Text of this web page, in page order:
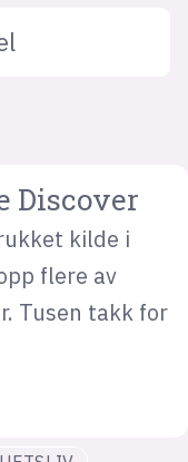
Discover
kilde i
flere av
Tusen takk for